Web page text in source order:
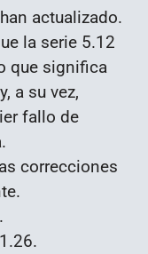
actualizado.
la serie 5.12
que significa
a su vez,
fallo de
correcciones